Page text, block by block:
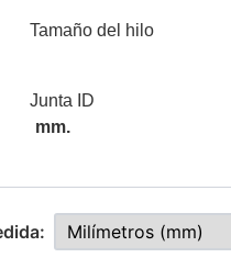
Tamaño del hilo
Junta ID
mm.